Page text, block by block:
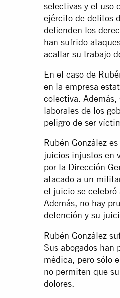
selectivas y el uso
ejército de delitos
defienden los
han sufrido
acallar su trabajo
En el caso de
en la empresa
colectiva.
laborales de los
peligro de ser
Rubén González
juicios injustos en
por la Dirección
atacado a un
el juicio se
Además, no hay
detención y su
Rubén González
Sus abogados
médica, pero sólo
no permiten que
dolores.